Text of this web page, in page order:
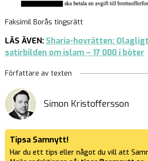
Faksimil Borås tingsrätt
LÄS ÄVEN: Sharia-hovrätten:
satirbilden om islam – 17 000 i böter
Författare av texten
Simon Kristoffersson
Tipsa Samnytt!
Har du ett tips eller något du vill att